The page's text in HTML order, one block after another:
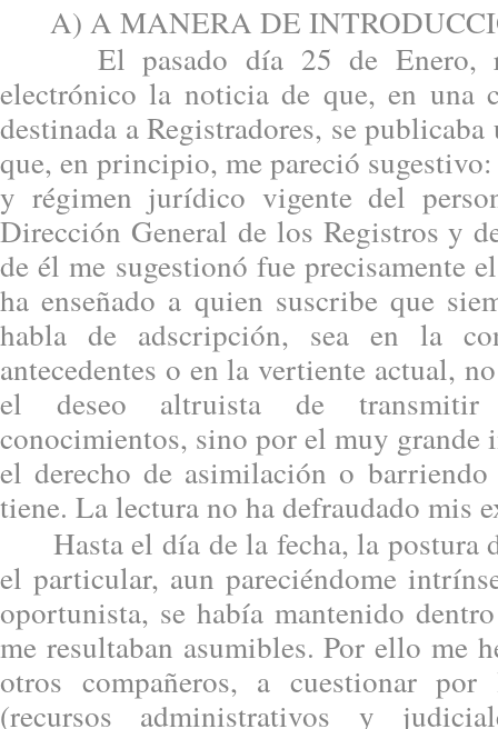
A) A MANERA DE
El pasado día 25 de Enero,
electrónico la noticia de que, en una
destinada a Registradores, se
que, en principio, me pareció
y régimen jurídico vigente del
Dirección General de los Registros y
de él me sugestionó fue precisamente
ha enseñado a quien suscribe que
habla de adscripción, sea en la
antecedentes o en la vertiente actual,
el deseo altruista de
conocimientos, sino por el muy grande
el derecho de asimilación o barriendo
tiene. La lectura no ha defraudado mis
Hasta el día de la fecha, la postura
el particular, aun pareciéndome
oportunista, se había mantenido
me resultaban asumibles. Por ello me
otros compañeros, a cuestionar por
(recursos administrativos y